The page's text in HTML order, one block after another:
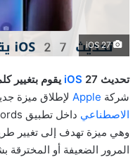
iOS 27
تحديث iOS 27 يقوم بتغيير كلمات المرور الضعيفة تلقائيًا
شركة Apple لإطلاق ميزة
الاصطناعي
وهي ميزة تهدف إلى تغيير
المرور الضعيفة أو